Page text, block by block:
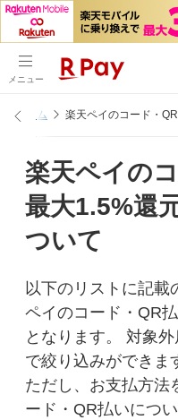
メニュー
ログラム 楽天ペイのコード・
楽天ペイの
最大1.5%還
ついて
以下のリストに記載
ペイのコード・QR
となります。 対象
で絞り込みができま
ただし、お支払方法
ード・QR払いにつ